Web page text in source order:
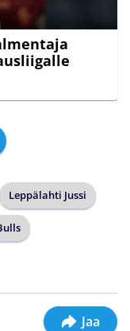
Leppälahti Jussi
Jaa